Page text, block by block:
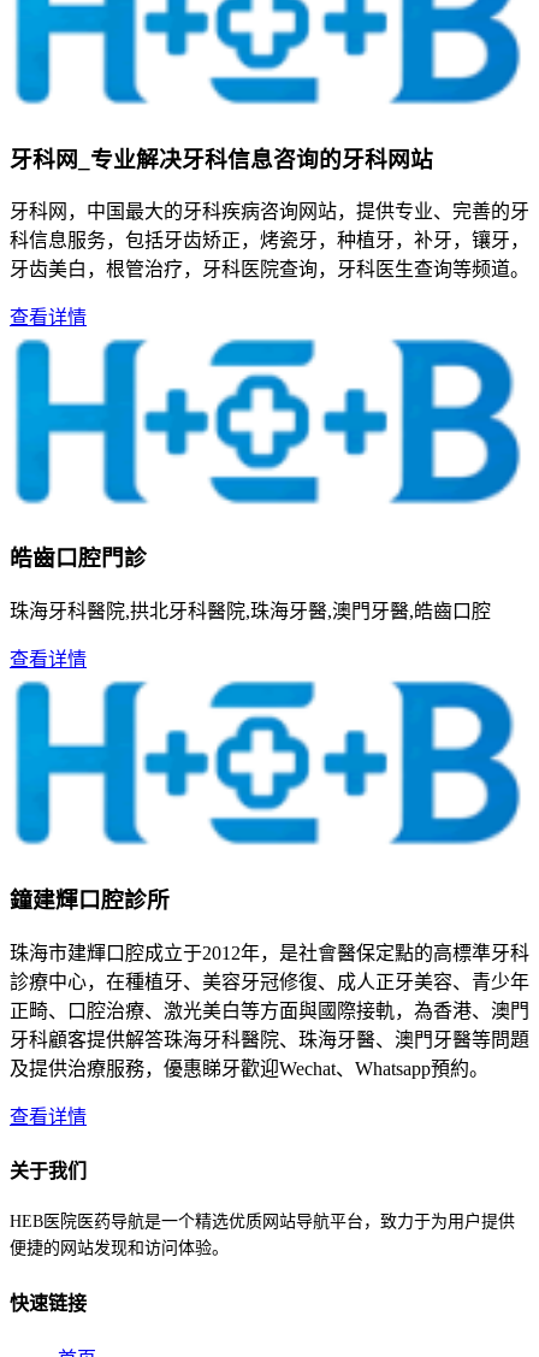
牙科网_专业解决牙科信息咨询的牙科网站
牙科网，中国最大的牙科疾病咨询网站，提供专业、完善的牙
科信息服务，包括牙齿矫正，烤瓷牙，种植牙，补牙，镶牙，
牙齿美白，根管治疗，牙科医院查询，牙科医生查询等频道。
查看详情
皓齒口腔門診
珠海牙科醫院,拱北牙科醫院,珠海牙醫,澳門牙醫,皓齒口腔
查看详情
鐘建輝口腔診所
珠海市建輝口腔成立于2012年，是社會醫保定點的高標準牙科
診療中心，在種植牙、美容牙冠修復、成人正牙美容、青少年
正畸、口腔治療、激光美白等方面與國際接軌，為香港、澳門
牙科顧客提供解答珠海牙科醫院、珠海牙醫、澳門牙醫等問題
及提供治療服務，優惠睇牙歡迎Wechat、Whatsapp預約。
查看详情
关于我们
HEB医院医药导航是一个精选优质网站导航平台，致力于为用户提供
便捷的网站发现和访问体验。
快速链接